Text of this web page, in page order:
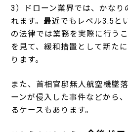
3 ）ドローン業界では、かなり
れます。最近でもレベル3.5 と
の法律では業務を実際に行う
を見て、緩和措置として新た
ります。
また、首相官邸無人航空機墜
ーンが侵入した事件などから
るケースもあります。